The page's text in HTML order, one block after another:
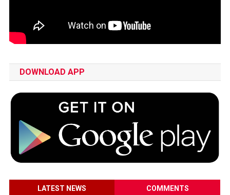
DOWNLOAD APP
LATEST NEWS COMMENTS